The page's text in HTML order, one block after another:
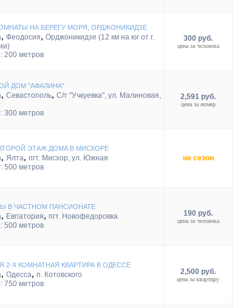
НА БЕРЕГУ МОРЯ, ОРДЖОНИКИДЗЕ
, Феодосия, Орджоникидзе (12 км на юг от г.
200 метров
300 руб.
цена за человека
ДОМ "АФАЛИНА"
, Севастополь, С/т "Учкуевка", ул. Малиновая,
300 метров
2,591 руб.
цена за номер
ЭТАЖ ДОМА В МИСХОРЕ
, Ялта, пгт. Мисхор, ул. Южная
500 метров
не сезон
В ЧАСТНОМ ПАНСИОНАТЕ
, Евпатория, пгт. Новофедоровка
500 метров
190 руб.
цена за человека
2-Х КОМНАТНАЯ КВАРТИРА В ОДЕССЕ
, Одесса, п. Котовского
750 метров
2,500 руб.
цена за квартиру